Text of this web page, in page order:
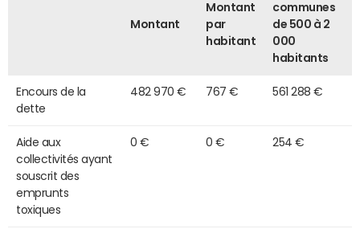
Montant
Montant
par
habitant
communes
de 500 à 2
000
habitants
Encours de la
dette
482 970 € 767 € 561 288 €
Aide aux
collectivités ayant
souscrit des
emprunts
toxiques
0 € 0 € 254 €